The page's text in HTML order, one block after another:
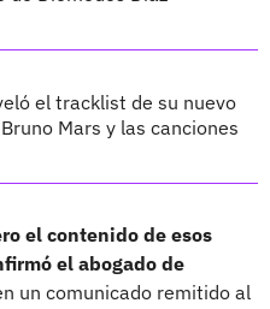
el tracklist de su nuevo
Mars y las canciones
el contenido de esos
el abogado de
un comunicado remitido al